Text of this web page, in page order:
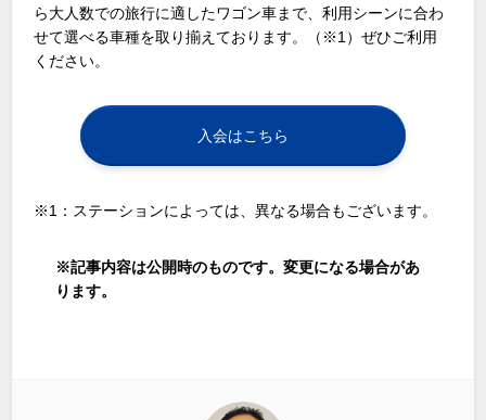
ら大人数での旅行に適したワゴン車まで、利用シーンに合わ
せて選べる車種を取り揃えております。（ ※1）ぜひご利用
ください。
入会はこちら
※1：ステーションによっては、異なる場合もございます。
※記事内容は公開時のものです。変更になる場合があ
ります。